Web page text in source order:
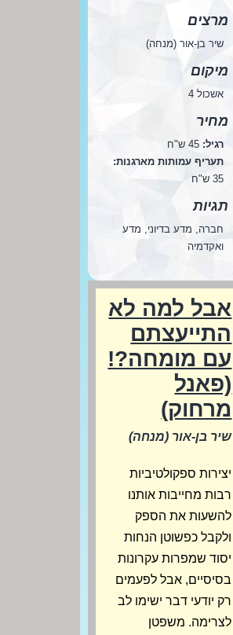
מרצים
שיר בן-אור (מנחה)
מיקום
אשכול 4
מחיר
רגיל:
תעריף עמותות מארגנות:
35 ש"ח
תגיות
חברה, מדע בדיוני, מדע
ואקדמיה
אבל למה לא
התייעצתם
עם מומחה?!
(פאנל
מרחוק)
שיר בן-אור (מנחה)
יצירות ספקולטיביות
רבות מחייבות אותנו
להשעות את הספק
ולקבל כפשוטן הנחות
יסוד שמפרות עקרונות
בסיסיים, אבל לפעמים
רק יודעי דבר ישימו לב
לצרימה. משפטן